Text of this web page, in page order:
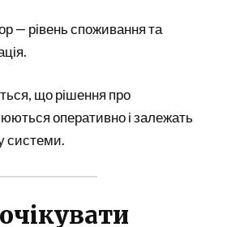
— рівень споживання та
що рішення про
оперативно і залежать
системи.